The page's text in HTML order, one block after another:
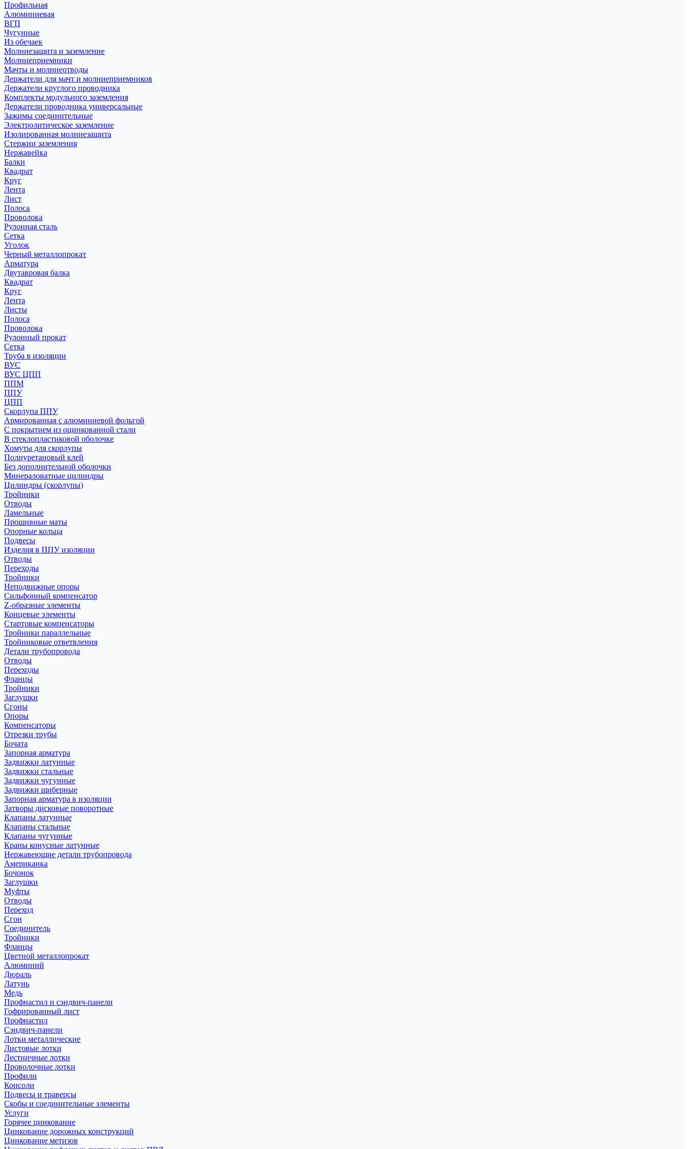
Профильная
Алюминиевая
ВГП
Чугунные
Из обечаек
Молниезащита и заземление
Молниеприемники
Мачты и молниеотводы
Держатели для мачт и молниеприемников
Держатели круглого проводника
Комплекты модульного заземления
Держатели проводника универсальные
Зажимы соединительные
Электролитическое заземление
Изолированная молниезащита
Стержни заземления
Нержавейка
Балки
Квадрат
Круг
Лента
Лист
Полоса
Проволока
Рулонная сталь
Сетка
Уголок
Черный металлопрокат
Арматура
Двутавровая балка
Квадрат
Круг
Лента
Листы
Полоса
Проволока
Рулонный прокат
Сетка
Труба в изоляции
ВУС
ВУС ЦПП
ППМ
ППУ
ЦПП
Скорлупа ППУ
Армированная с алюминиевой фольгой
С покрытием из оцинкованной стали
В стеклопластиковой оболочке
Хомуты для скорлупы
Полиуретановый клей
Без дополнительной оболочки
Минераловатные цилиндры
Цилиндры (скорлупы)
Тройники
Отводы
Ламельные
Прошивные маты
Опорные кольца
Подвесы
Изделия в ППУ изоляции
Отводы
Переходы
Тройники
Неподвижные опоры
Cильфонный компенсатор
Z-образные элементы
Концевые элементы
Стартовые компенсаторы
Тройники параллельные
Тройниковые ответвления
Детали трубопровода
Отводы
Переходы
Фланцы
Тройники
Заглушки
Сгоны
Опоры
Компенсаторы
Отрезки трубы
Бочата
Запорная арматура
Задвижки латунные
Задвижки стальные
Задвижки чугунные
Задвижки шиберные
Запорная арматура в изоляции
Затворы дисковые поворотные
Клапаны латунные
Клапаны стальные
Клапаны чугунные
Краны конусные латунные
Нержавеющие детали трубопровода
Американка
Бочонок
Заглушки
Муфты
Отводы
Переход
Сгон
Соединитель
Тройники
Фланцы
Цветной металлопрокат
Алюминий
Дюраль
Латунь
Медь
Профнастил и сэндвич-панели
Гофрированный лист
Профнастил
Сэндвич-панели
Лотки металлические
Листовые лотки
Лестничные лотки
Проволочные лотки
Профили
Консоли
Подвесы и траверсы
Скобы и соединительные элементы
Услуги
Горячее цинкование
Цинкование дорожных конструкций
Цинкование метизов